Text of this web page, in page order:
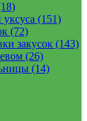
(151)
(72)
закусок (143)
(26)
(14)